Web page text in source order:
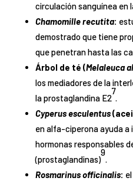
circulación sanguínea en
Chamomille recutita:
demostrado que tiene
que penetran hasta las
Árbol de té (Melaleuca
los mediadores de la
la prostaglandina E2
7
.
Cyperus esculentus
en alfa-ciperona ayuda a
hormonas responsables
(prostaglandinas)
9
.
Rosmarinus officinalis: